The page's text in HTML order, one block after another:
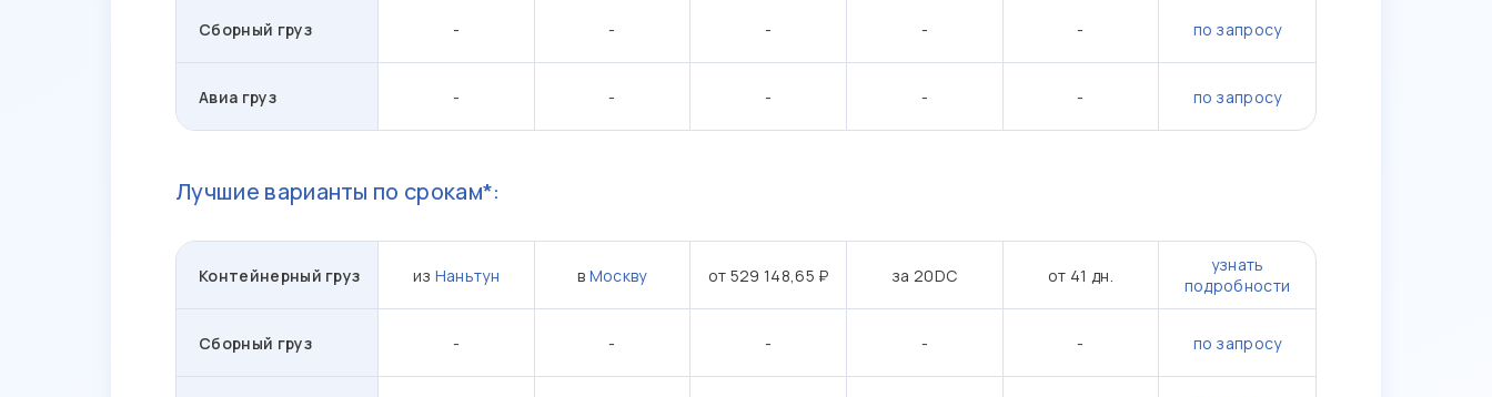
Сборный груз - - - - - по запросу
Авиа груз - - - - - по запросу
Лучшие варианты по срокам*:
Контейнерный груз из Наньтун в Москву от 529 148,65 ₽ за 20DC от 41 дн.
узнать
подробности
Сборный груз - - - - - по запросу